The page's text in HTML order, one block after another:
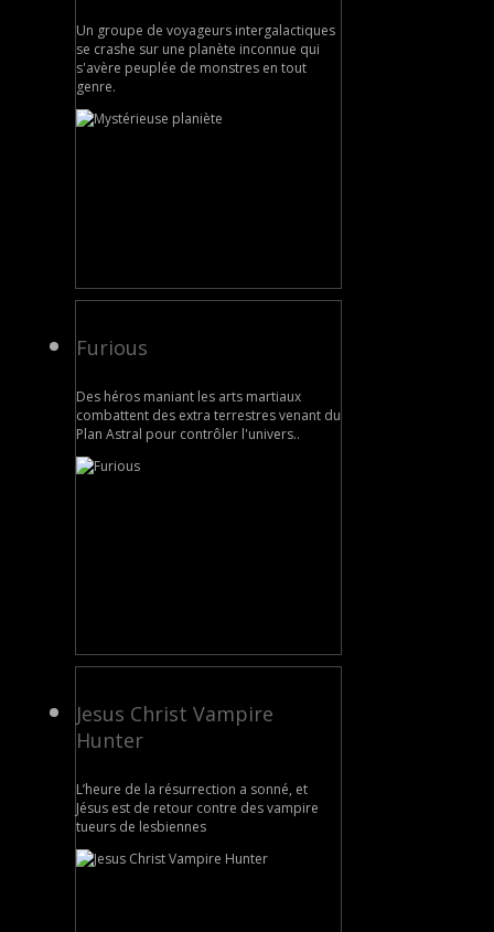
Un groupe de voyageurs intergalactiques
se crashe sur une planète inconnue qui
s'avère peuplée de monstres en tout
genre.
Furious
Des héros maniant les arts martiaux
combattent des extra terrestres venant du
Plan Astral pour contrôler l'univers..
Jesus Christ Vampire
Hunter
L’heure de la résurrection a sonné, et
Jésus est de retour contre des vampire
tueurs de lesbiennes